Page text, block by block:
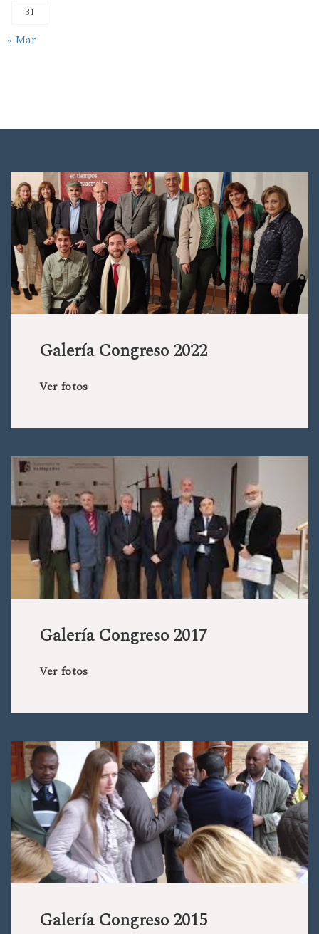
31
« Mar
Galería Congreso 2022
Ver fotos
Galería Congreso 2017
Ver fotos
Galería Congreso 2015